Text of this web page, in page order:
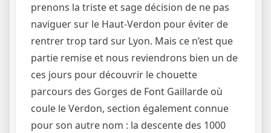
prenons la triste et sage décision de ne pas
naviguer sur le Haut-Verdon pour éviter de
rentrer trop tard sur Lyon. Mais ce n’est que
partie remise et nous reviendrons bien un de
ces jours pour découvrir le chouette
parcours des Gorges de Font Gaillarde où
coule le Verdon, section également connue
pour son autre nom : la descente des 1000